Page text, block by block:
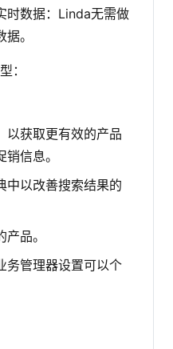
时数据：Linda无需做
。
：
以获取更有效的产品
信息。
中以改善搜索结果的
品。
务管理器设置可以个